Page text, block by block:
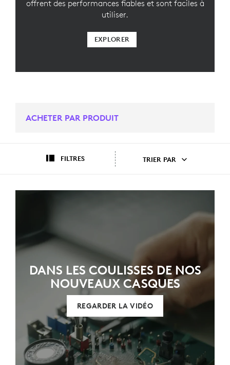
offrent des performances fiables et sont faciles à
utiliser.
EXPLORER
ACHETER PAR PRODUIT
FILTRES TRIER PAR
DANS LES COULISSES DE NOS
NOUVEAUX CASQUES
REGARDER LA VIDÉO